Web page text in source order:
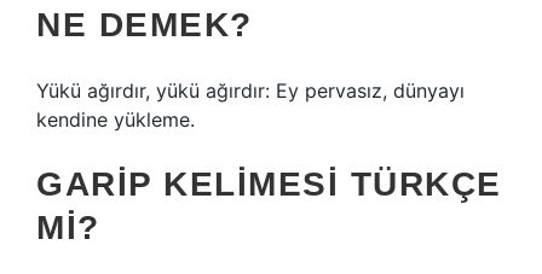
NE DEMEK?
Yükü ağırdır, yükü ağırdır: Ey pervasız, dünyayı
kendine yükleme.
GARIP KELIMESI TÜRKÇE
MI?